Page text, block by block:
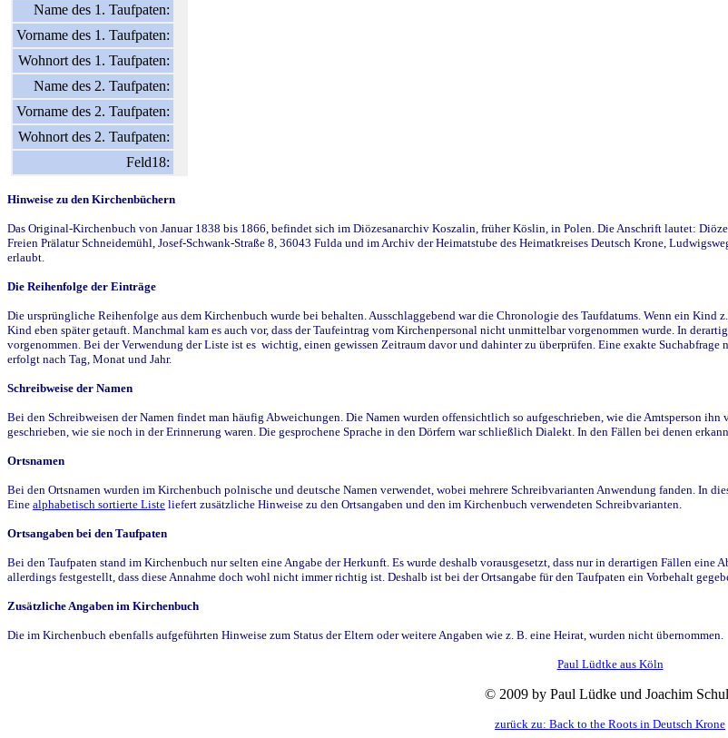
Name des 1. Taufpaten:
Vorname des 1. Taufpaten:
Wohnort des 1. Taufpaten:
Name des 2. Taufpaten:
Vorname des 2. Taufpaten:
Wohnort des 2. Taufpaten:
Feld18:
Hinweise zu den Kirchenbüchern
Das Original-Kirchenbuch von Januar 1838 bis 1866, befindet sich im Diözesanarchiv Koszalin, früher Köslin, in Polen. Die Anschrift lautet:
Freien Prälatur Schneidemühl, Josef-Schwank-Straße 8, 36043 Fulda und im Archiv der Heimatstube des Heimatkreises Deutsch Krone,
erlaubt.
Die Reihenfolge der Einträge
Die ursprüngliche Reihenfolge aus dem Kirchenbuch wurde bei behalten. Ausschlaggebend war die Chronologie des Taufdatums. Wenn ein
Kind eben später getauft. Manchmal kam es auch vor, dass der Taufeintrag vom Kirchenpersonal nicht unmittelbar vorgenommen wurde. In
vorgenommen. Bei der Verwendung der Liste ist es wichtig, einen gewissen Zeitraum davor und dahinter zu überprüfen. Eine exakte
erfolgt nach Tag, Monat und Jahr.
Schreibweise der Namen
Bei den Schreibweisen der Namen findet man häufig Abweichungen. Die Namen wurden offensichtlich so aufgeschrieben, wie die Amtsperson ihn
geschrieben, wie sie noch in der Erinnerung waren. Die gesprochene Sprache in den Dörfern war schließlich Dialekt. In den Fällen bei denen
Ortsnamen
Bei den Ortsnamen wurden im Kirchenbuch polnische und deutsche Namen verwendet, wobei mehrere Schreibvarianten Anwendung fanden. In
Eine alphabetisch sortierte Liste liefert zusätzliche Hinweise zu den Ortsangaben und den im Kirchenbuch verwendeten Schreibvarianten.
Ortsangaben bei den Taufpaten
Bei den Taufpaten stand im Kirchenbuch nur selten eine Angabe der Herkunft. Es wurde deshalb vorausgesetzt, dass nur in derartigen Fällen
allerdings festgestellt, dass diese Annahme doch wohl nicht immer richtig ist. Deshalb ist bei der Ortsangabe für den Taufpaten ein Vorbehalt
Zusätzliche Angaben im Kirchenbuch
Die im Kirchenbuch ebenfalls aufgeführten Hinweise zum Status der Eltern oder weitere Angaben wie z. B. eine Heirat, wurden nicht übernommen.
Paul Lüdtke aus Köln
© 2009 by Paul Lüdke und Joachim
zurück zu: Back to the Roots in Deutsch Krone